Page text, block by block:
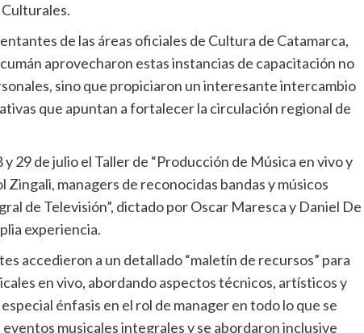
de las áreas oficiales de Cultura de Catamarca,
aprovecharon estas instancias de capacitación no
sino que propiciaron un interesante intercambio
que apuntan a fortalecer la circulación regional de
29 de julio el Taller de “Producción de Música en vivo y
Zingali, managers de reconocidas bandas y músicos
de Televisión”, dictado por Oscar Maresca y Daniel De
experiencia.
accedieron a un detallado “maletín de recursos” para
en vivo, abordando aspectos técnicos, artísticos y
énfasis en el rol de manager en todo lo que se
musicales integrales y se abordaron inclusive